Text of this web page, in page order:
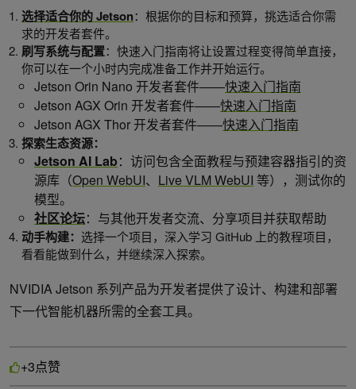
选择适合你的Jetson：根据你的目标和预算，挑选适合你需
求的开发者套件。
刷写系统与配置：快速入门指南将让设置过程变得简单直接，
你可以在一个小时内完成准备工作并开始运行。
Jetson Orin Nano 开发者套件——快速入门指南
Jetson AGX Orin 开发者套件——快速入门指南
Jetson AGX Thor 开发者套件——快速入门指南
探索生态资源：
Jetson AI Lab：访问包含全面教程与预建容器指引的资
源库（Open WebUI、 Live VLM WebUI 等），测试你的
模型。
社区论坛：与其他开发者交流、分享项目并获取帮助
动手构建： 选择一个项目，深入学习 GitHub 上的教程项目，
看看能做到什么，并继续深入探索。
NVIDIA Jetson 系列产品为开发者提供了设计、构建和部署
下一代智能机器所需的全套工具。
+3点赞